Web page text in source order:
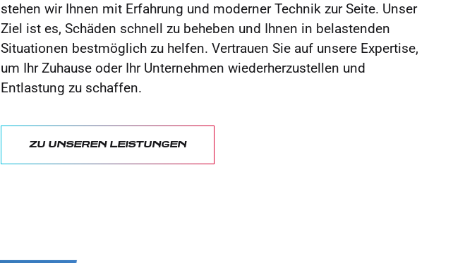
stehen wir Ihnen mit Erfahrung und moderner Technik zur Seite. Unser
Ziel ist es, Schäden schnell zu beheben und Ihnen in belastenden
Situationen bestmöglich zu helfen. Vertrauen Sie auf unsere Expertise,
um Ihr Zuhause oder Ihr Unternehmen wiederherzustellen und
Entlastung zu schaffen.
ZU UNSEREN LEISTUNGEN